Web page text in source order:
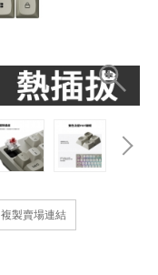
複製賣場連結